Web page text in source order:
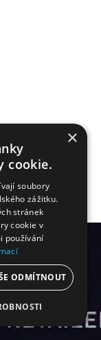
×
cookie.
soubory
zážitku.
stránek
cookie v
používání
ODMÍTNOUT